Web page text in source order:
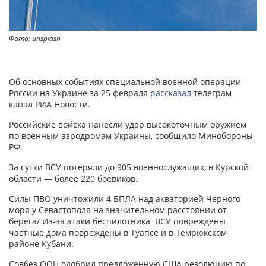
Фото: unsplash
Об основных событиях специальной военной операции
России на Украине за 25 февраля рассказал телеграм
канал РИА Новости.
Российские войска нанесли удар высокоточным оружием
по военным аэродромам Украины, сообщило Минобороны
РФ.
За сутки ВСУ потеряли до 905 военнослужащих, в Курской
области — более 220 боевиков.
Силы ПВО уничтожили 4 БПЛА над акваторией Черного
моря у Севастополя на значительном расстоянии от
берега/ Из-за атаки беспилотника ВСУ повреждены
частные дома повреждены в Туапсе и в Темрюкском
районе Кубани.